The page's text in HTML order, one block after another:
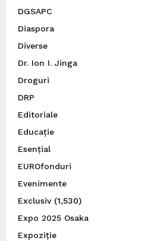
DGSAPC
Diaspora
Diverse
Dr. Ion I. Jinga
Droguri
DRP
Editoriale
Educație
Esențial
EUROfonduri
Evenimente
Exclusiv(1,530)
Expo 2025 Osaka
Expoziție